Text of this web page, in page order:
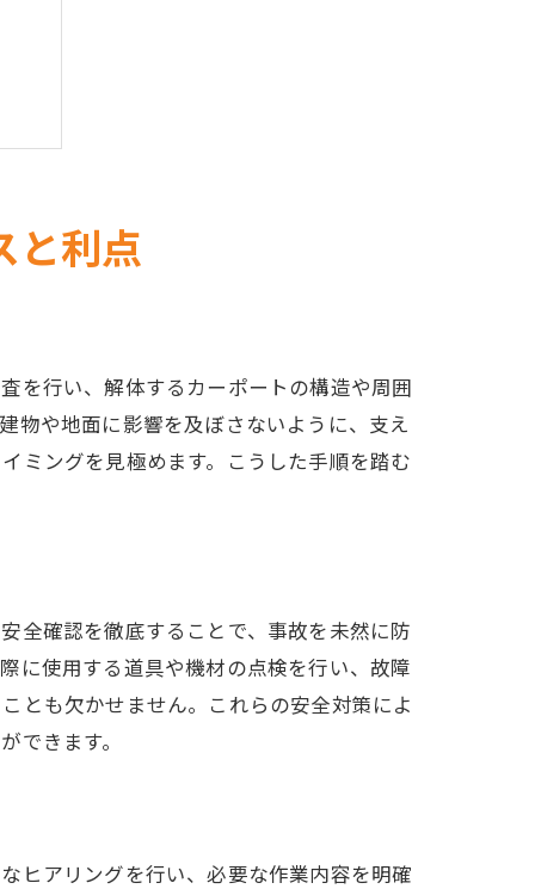
と利点
を行い、解体するカーポートの構造や周囲
物や地面に影響を及ぼさないように、支え
ミングを見極めます。こうした手順を踏む
全確認を徹底することで、事故を未然に防
に使用する道具や機材の点検を行い、故障
とも欠かせません。これらの安全対策によ
できます。
ヒアリングを行い、必要な作業内容を明確